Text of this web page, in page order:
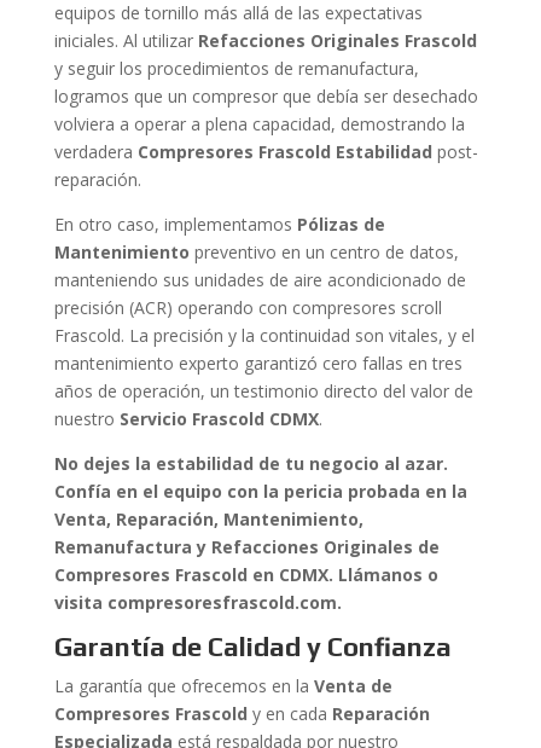
equipos de tornillo más allá de las expectativas
iniciales. Al utilizar Refacciones Originales Frascold
y seguir los procedimientos de remanufactura,
logramos que un compresor que debía ser desechado
volviera a operar a plena capacidad, demostrando la
verdadera Compresores Frascold Estabilidad post-
reparación.
En otro caso, implementamos Pólizas de
Mantenimiento preventivo en un centro de datos,
manteniendo sus unidades de aire acondicionado de
precisión (ACR) operando con compresores scroll
Frascold. La precisión y la continuidad son vitales, y el
mantenimiento experto garantizó cero fallas en tres
años de operación, un testimonio directo del valor de
nuestro Servicio Frascold CDMX.
No dejes la estabilidad de tu negocio al azar.
Confía en el equipo con la pericia probada en la
Venta, Reparación, Mantenimiento,
Remanufactura y Refacciones Originales de
Compresores Frascold en CDMX. Llámanos o
visita compresoresfrascold.com.
Garantía de Calidad y Confianza
La garantía que ofrecemos en la Venta de
Compresores Frascold y en cada Reparación
Especializada está respaldada por nuestro